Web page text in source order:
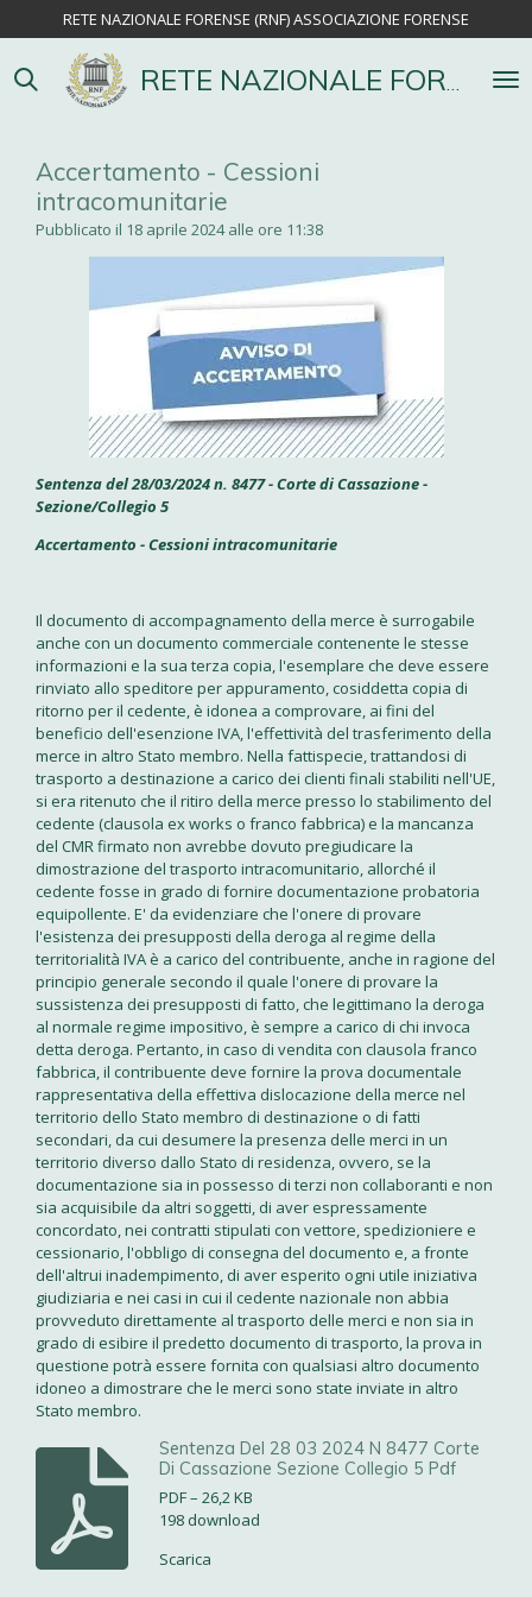
contenuto
principale
RETE NAZIONALE FORENSE
RETE NAZIONALE FORENSE (RNF) ASSOCIAZIONE FORENSE
Accertamento - Cessioni
intracomunitarie
Pubblicato il 18 aprile 2024 alle ore 11:38
Sentenza del 28/03/2024 n. 8477 - Corte di Cassazione -
Sezione/Collegio 5
Accertamento - Cessioni intracomunitarie
Il documento di accompagnamento della merce è surrogabile
anche con un documento commerciale contenente le stesse
informazioni e la sua terza copia, l'esemplare che deve essere
rinviato allo speditore per appuramento, cosiddetta copia di
ritorno per il cedente, è idonea a comprovare, ai fini del
beneficio dell'esenzione IVA, l'effettività del trasferimento della
merce in altro Stato membro. Nella fattispecie, trattandosi di
trasporto a destinazione a carico dei clienti finali stabiliti nell'UE,
si era ritenuto che il ritiro della merce presso lo stabilimento del
cedente (clausola ex works o franco fabbrica) e la mancanza
del CMR firmato non avrebbe dovuto pregiudicare la
dimostrazione del trasporto intracomunitario, allorché il
cedente fosse in grado di fornire documentazione probatoria
equipollente. E' da evidenziare che l'onere di provare
l'esistenza dei presupposti della deroga al regime della
territorialità IVA è a carico del contribuente, anche in ragione del
principio generale secondo il quale l'onere di provare la
sussistenza dei presupposti di fatto, che legittimano la deroga
al normale regime impositivo, è sempre a carico di chi invoca
detta deroga. Pertanto, in caso di vendita con clausola franco
fabbrica, il contribuente deve fornire la prova documentale
rappresentativa della effettiva dislocazione della merce nel
territorio dello Stato membro di destinazione o di fatti
secondari, da cui desumere la presenza delle merci in un
territorio diverso dallo Stato di residenza, ovvero, se la
documentazione sia in possesso di terzi non collaboranti e non
sia acquisibile da altri soggetti, di aver espressamente
concordato, nei contratti stipulati con vettore, spedizioniere e
cessionario, l'obbligo di consegna del documento e, a fronte
dell'altrui inadempimento, di aver esperito ogni utile iniziativa
giudiziaria e nei casi in cui il cedente nazionale non abbia
provveduto direttamente al trasporto delle merci e non sia in
grado di esibire il predetto documento di trasporto, la prova in
questione potrà essere fornita con qualsiasi altro documento
idoneo a dimostrare che le merci sono state inviate in altro
Stato membro.
Sentenza Del 28 03 2024 N 8477 Corte
Di Cassazione Sezione Collegio 5 Pdf
PDF – 26,2 KB
198 download
Scarica